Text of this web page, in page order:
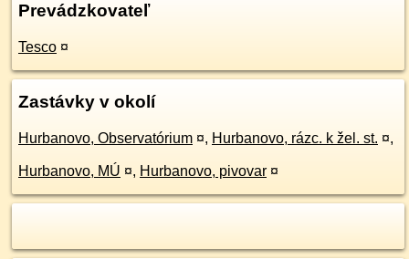
Prevádzkovateľ
Tesco ¤
Zastávky v okolí
Hurbanovo, Observatórium ¤, Hurbanovo, rázc. k žel. st. ¤,
Hurbanovo, MÚ ¤, Hurbanovo, pivovar ¤